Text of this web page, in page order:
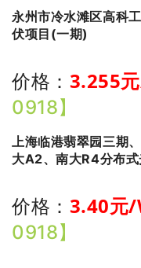
永州市冷水滩区高科
伏项目(一期)
价格： 3.255
0918】
上海临港翡翠园三期
大A2、南大R4分布
价格： 3.40元/
0918】